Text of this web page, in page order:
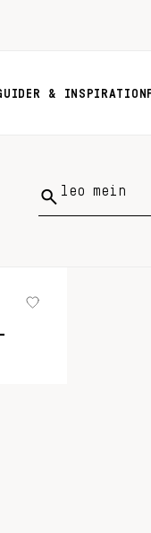
& INSPIRATION
Sök